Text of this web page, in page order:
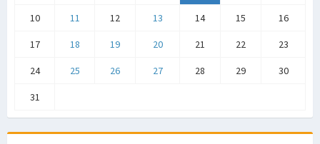
10 11 12 13 14 15 16
17 18 19 20 21 22 23
24 25 26 27 28 29 30
31